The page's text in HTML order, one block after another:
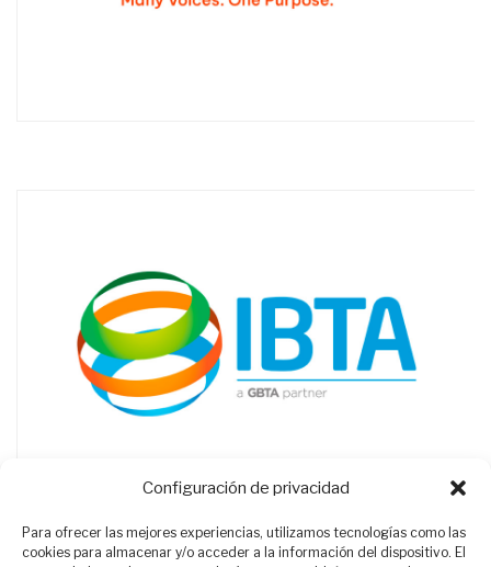
Configuración de privacidad
Para ofrecer las mejores experiencias, utilizamos tecnologías como las
cookies para almacenar y/o acceder a la información del dispositivo. El